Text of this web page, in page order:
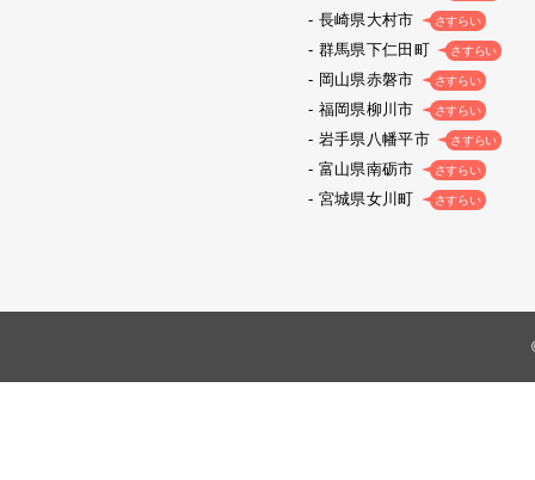
長崎県大村市 さすらい
群馬県下仁田町 さすらい
岡山県赤磐市 さすらい
福岡県柳川市 さすらい
岩手県八幡平市 さすらい
富山県南砺市 さすらい
宮城県女川町 さすらい